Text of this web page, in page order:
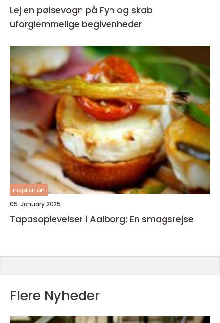
Lej en pølsevogn på Fyn og skab
uforglemmelige begivenheder
inspiration
05. January 2025
Tapasoplevelser i Aalborg: En smagsrejse
Flere Nyheder